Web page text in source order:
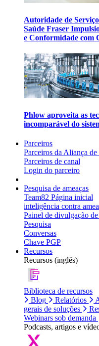
Autoridade de
Saúde Fraser
e Conformidade com
Phlow aproveita as
incomparável do
Parceiros
Parceiros da Aliança
Parceiros de canal
Login do parceiro
Pesquisa de ameaças
Team82 Página inicial
inteligência contra
Painel de divulgação
Pesquisa
Conversas
Chave PGP
Recursos
Recursos (inglês)
Biblioteca de recursos
Blog
Relatórios
gerais de soluções
Webinars sob demanda
Podcasts, artigos e